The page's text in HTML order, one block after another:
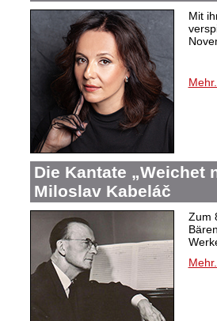
Mit
Mehr...
Die Kantate „Weichet
Miloslav Kabeláč
Zum
Mehr...